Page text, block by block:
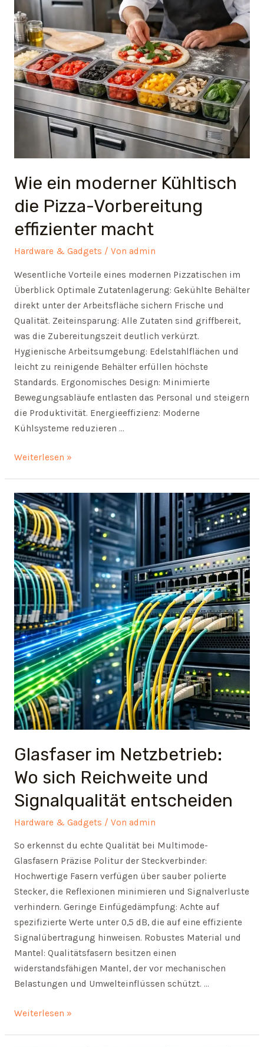
Wie ein moderner Kühltisch
die Pizza-Vorbereitung
effizienter macht
Hardware & Gadgets / Von admin
Wesentliche Vorteile eines modernen Pizzatischen im
Überblick Optimale Zutatenlagerung: Gekühlte Behälter
direkt unter der Arbeitsfläche sichern Frische und
Qualität. Zeiteinsparung: Alle Zutaten sind griffbereit,
was die Zubereitungszeit deutlich verkürzt.
Hygienische Arbeitsumgebung: Edelstahlflächen und
leicht zu reinigende Behälter erfüllen höchste
Standards. Ergonomisches Design: Minimierte
Bewegungsabläufe entlasten das Personal und steigern
die Produktivität. Energieeffizienz: Moderne
Kühlsysteme reduzieren …
Wie
Kühltisch
die
Pizza-
Vorbereitung
effizienter
macht
Weiterlesen »
Glasfaser im Netzbetrieb:
Wo sich Reichweite und
Signalqualität entscheiden
Hardware & Gadgets / Von admin
So erkennst du echte Qualität bei Multimode-
Glasfasern Präzise Politur der Steckverbinder:
Hochwertige Fasern verfügen über sauber polierte
Stecker, die Reflexionen minimieren und Signalverluste
verhindern. Geringe Einfügedämpfung: Achte auf
spezifizierte Werte unter 0,5 dB, die auf eine effiziente
Signalübertragung hinweisen. Robustes Material und
Mantel: Qualitätsfasern besitzen einen
widerstandsfähigen Mantel, der vor mechanischen
Belastungen und Umwelteinflüssen schützt. …
Glasfaser
Weiterlesen »